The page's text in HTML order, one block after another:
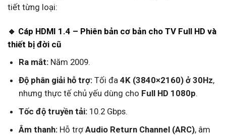
tiết từng loại:
🔹 Cáp HDMI 1.4 – Phiên bản cơ bản cho TV Full HD và
thiết bị đời cũ
Ra mắt:Năm 2009.
Độ phân giải hỗ trợ:Tối đa 4K (3840×2160) ở 30Hz,
nhưng thực tế chủ yếu dùng cho Full HD 1080p.
Tốc độ truyền tải:10.2 Gbps.
Âm thanh:Hỗ trợ Audio Return Channel (ARC), âm